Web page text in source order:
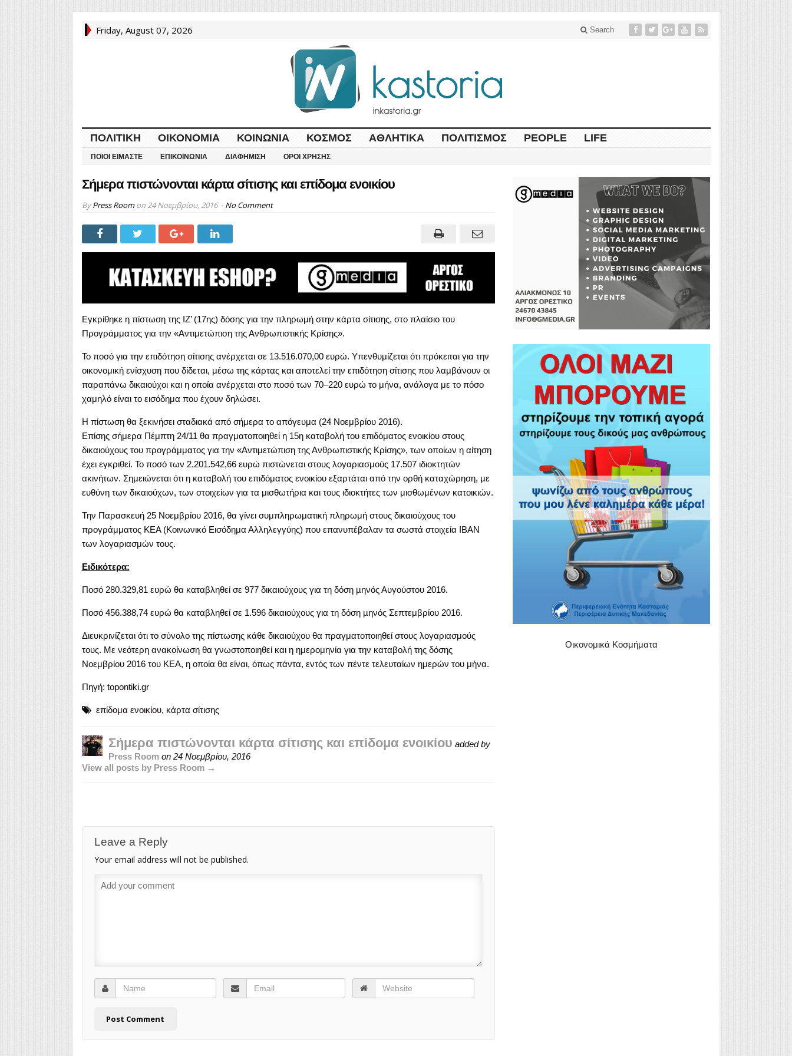
Friday, August 07, 2026 Search
ΠΟΛΙΤΙΚΉ ΟΙΚΟΝΟΜΊΑ ΚΟΙΝΩΝΊΑ ΚΌΣΜΟΣ ΑΘΛΗΤΙΚΆ ΠΟΛΙΤΙΣΜΌΣ PEOPLE LIFE
ΠΟΙΟΙ ΕΊΜΑΣΤΕ ΕΠΙΚΟΙΝΩΝΊΑ ΔΙΑΦΉΜΙΣΗ ΌΡΟΙ ΧΡΉΣΗΣ
Σήμερα πιστώνονται κάρτα σίτισης και επίδομα ενοικίου
ByPress Roomon 24 Νοεμβρίου, 2016 No Comment
Εγκρίθηκε η πίστωση της ΙΖ’ (17ης) δόσης για την πληρωμή στην κάρτα σίτισης, στο πλαίσιο του
Προγράμματος για την «Αντιμετώπιση της Ανθρωπιστικής Κρίσης».
Το ποσό για την επιδότηση σίτισης ανέρχεται σε 13.516.070,00 ευρώ. Υπενθυμίζεται ότι πρόκειται για την
οικονομική ενίσχυση που δίδεται, μέσω της κάρτας και αποτελεί την επιδότηση σίτισης που λαμβάνουν οι
παραπάνω δικαιούχοι και η οποία ανέρχεται στο ποσό των 70–220 ευρώ το μήνα, ανάλογα με το πόσο
χαμηλό είναι το εισόδημα που έχουν δηλώσει.
Η πίστωση θα ξεκινήσει σταδιακά από σήμερα το απόγευμα (24 Νοεμβρίου 2016).
Επίσης σήμερα Πέμπτη 24/11 θα πραγματοποιηθεί η 15η καταβολή του επιδόματος ενοικίου στους
δικαιούχους του προγράμματος για την «Αντιμετώπιση της Ανθρωπιστικής Κρίσης», των οποίων η αίτηση
έχει εγκριθεί. Το ποσό των 2.201.542,66 ευρώ πιστώνεται στους λογαριασμούς 17.507 ιδιοκτητών
ακινήτων. Σημειώνεται ότι η καταβολή του επιδόματος ενοικίου εξαρτάται από την ορθή καταχώρηση, με
ευθύνη των δικαιούχων, των στοιχείων για τα μισθωτήρια και τους ιδιοκτήτες των μισθωμένων κατοικιών.
Την Παρασκευή 25 Νοεμβρίου 2016, θα γίνει συμπληρωματική πληρωμή στους δικαιούχους του
προγράμματος ΚΕΑ (Κοινωνικό Εισόδημα Αλληλεγγύης) που επανυπέβαλαν τα σωστά στοιχεία ΙΒΑΝ
των λογαριασμών τους.
Ειδικότερα:
Ποσό 280.329,81 ευρώ θα καταβληθεί σε 977 δικαιούχους για τη δόση µηνός Αυγούστου 2016.
Ποσό 456.388,74 ευρώ θα καταβληθεί σε 1.596 δικαιούχους για τη δόση µηνός Σεπτεμβρίου 2016.
Διευκρινίζεται ότι το σύνολο της πίστωσης κάθε δικαιούχου θα πραγματοποιηθεί στους λογαριασμούς
τους. Με νεότερη ανακοίνωση θα γνωστοποιηθεί και η ημερομηνία για την καταβολή της δόσης
Νοεμβρίου 2016 του ΚΕΑ, η οποία θα είναι, όπως πάντα, εντός των πέντε τελευταίων ημερών του μήνα.
Πηγή: topontiki.gr
επίδομα ενοικίου, κάρτα σίτισης
Σήμερα πιστώνονται κάρτα σίτισης και επίδομα ενοικίου added by
Press Roomon 24 Νοεμβρίου, 2016
View all posts by Press Room →
Leave a Reply
Your email address will not be published.
Οικονομικά Κοσμήματα